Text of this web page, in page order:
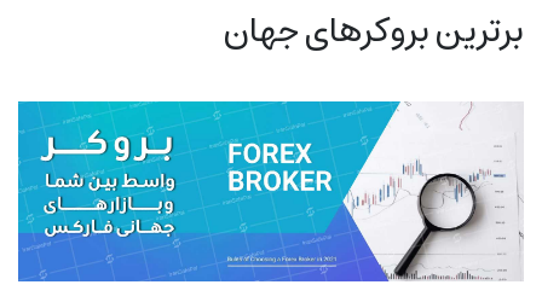
برترین بروکرهای جهان